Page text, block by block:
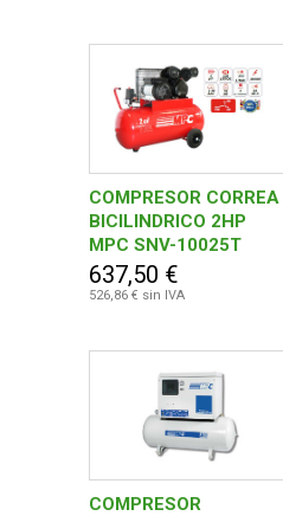
COMPRESOR CORREA
BICILINDRICO 2HP
MPC SNV-10025T
TRIFASICO 1.100.119
637,50 €
526,86 € sin IVA
COMPRESOR